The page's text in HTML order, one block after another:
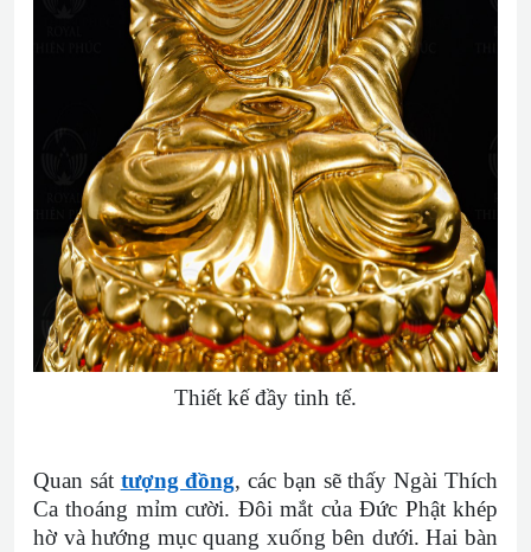
Thiết kế đầy tinh tế.
Quan sát tượng đồng, các bạn sẽ thấy Ngài Thích
Ca thoáng mỉm cười. Đôi mắt của Đức Phật khép
hờ và hướng mục quang xuống bên dưới. Hai bàn